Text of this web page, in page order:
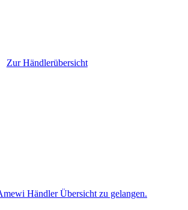
Zur Händlerübersicht
Händler Übersicht zu gelangen.